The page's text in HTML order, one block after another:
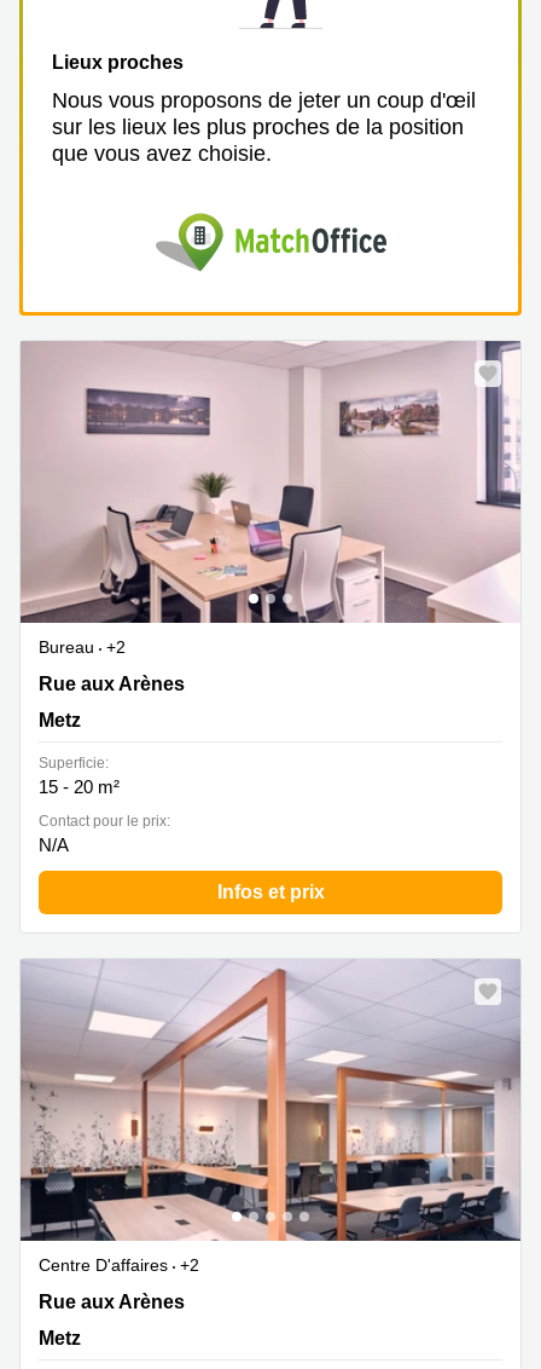
Lieux proches
Nous vous proposons de jeter un coup d'œil
sur les lieux les plus proches de la position
que vous avez choisie.
Bureau
+2
Rue aux Arènes 86, Metz
Rue aux Arènes
Metz
Superficie:
15 - 20 m²
Contact pour le prix:
N/A
Infos et prix
Centre D'affaires
+2
Rue aux Arènes 86, Metz
Rue aux Arènes
Metz